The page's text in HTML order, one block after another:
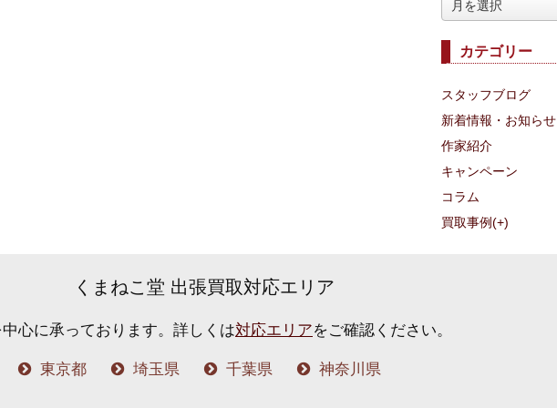
カテゴリー
スタッフブログ
新着情報・お知らせ
作家紹介
キャンペーン
コラム
買取事例(+)
くまねこ堂 出張買取対応エリア
心に承っております。 詳しくは対応エリアをご確認ください。
東京都 埼玉県 千葉県 神奈川県